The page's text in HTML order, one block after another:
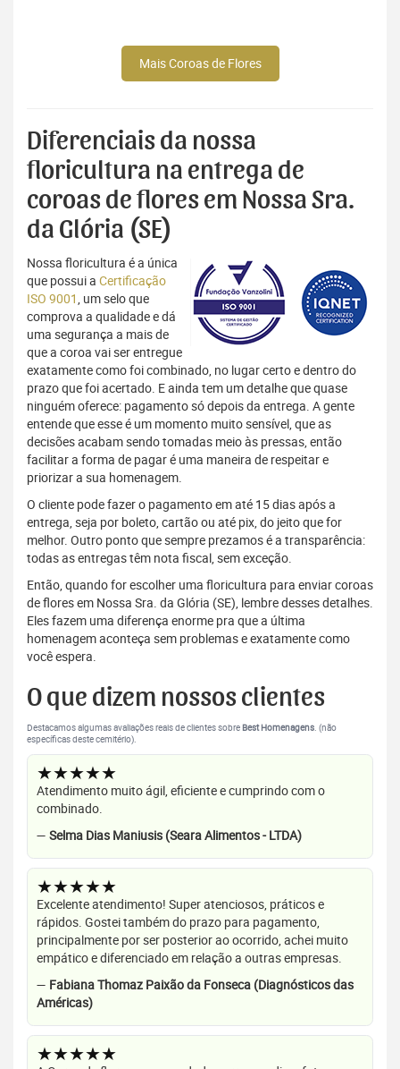
Mais Coroas de Flores
Diferenciais da nossa
floricultura na entrega de
coroas de flores em Nossa Sra.
da Glória (SE)
Nossa floricultura é a única
que possui a Certificação
ISO 9001, um selo que
comprova a qualidade e dá
uma segurança a mais de
que a coroa vai ser entregue
exatamente como foi combinado, no lugar certo e dentro do
prazo que foi acertado. E ainda tem um detalhe que quase
ninguém oferece: pagamento só depois da entrega. A gente
entende que esse é um momento muito sensível, que as
decisões acabam sendo tomadas meio às pressas, então
facilitar a forma de pagar é uma maneira de respeitar e
priorizar a sua homenagem.
O cliente pode fazer o pagamento em até 15 dias após a
entrega, seja por boleto, cartão ou até pix, do jeito que for
melhor. Outro ponto que sempre prezamos é a transparência:
todas as entregas têm nota fiscal, sem exceção.
Então, quando for escolher uma floricultura para enviar coroas
de flores em Nossa Sra. da Glória (SE), lembre desses detalhes.
Eles fazem uma diferença enorme pra que a última
homenagem aconteça sem problemas e exatamente como
você espera.
O que dizem nossos clientes
Destacamos algumas avaliações reais de clientes sobre Best Homenagens. (não
específicas deste cemitério).
★★★★★
Atendimento muito ágil, eficiente e cumprindo com o
combinado.
— Selma Dias Maniusis (Seara Alimentos - LTDA)
★★★★★
Excelente atendimento! Super atenciosos, práticos e
rápidos. Gostei também do prazo para pagamento,
principalmente por ser posterior ao ocorrido, achei muito
empático e diferenciado em relação a outras empresas.
— Fabiana Thomaz Paixão da Fonseca (Diagnósticos das
Américas)
★★★★★